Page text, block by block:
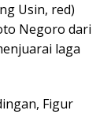
Usin, red)
Negoro dari
laga
Figur